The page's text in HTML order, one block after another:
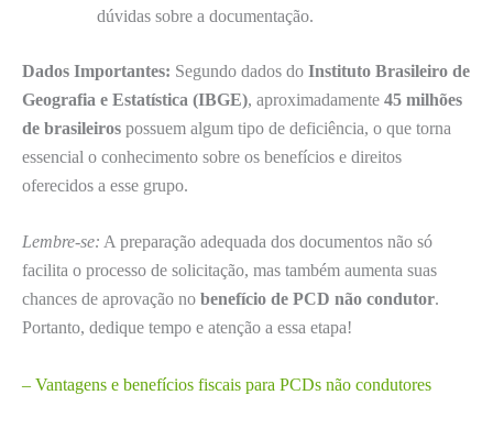
dúvidas sobre a documentação.
Dados Importantes: Segundo dados do Instituto Brasileiro de
Geografia e Estatística (IBGE), aproximadamente 45 milhões
de brasileiros possuem algum tipo de deficiência, o que torna
essencial o conhecimento sobre os benefícios e direitos
oferecidos a esse grupo.
Lembre-se: A preparação adequada dos documentos não só
facilita o processo de solicitação, mas também aumenta suas
chances de aprovação no benefício de PCD não condutor.
Portanto, dedique tempo e atenção a essa etapa!
– Vantagens e benefícios fiscais para PCDs não condutores